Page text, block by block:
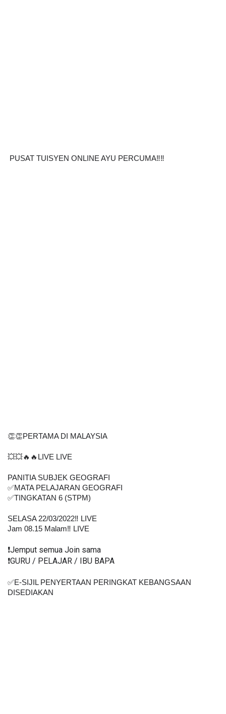
PUSAT TUISYEN ONLINE AYU PERCUMA‼️‼️
👏👏PERTAMA DI MALAYSIA
💥💥🔥🔥LIVE LIVE
PANITIA SUBJEK GEOGRAFI
✅MATA PELAJARAN GEOGRAFI
✅TINGKATAN 6 (STPM)
SELASA 22/03/2022‼️ LIVE
Jam 08.15 Malam‼️ LIVE
❗️Jemput semua Join sama
❗️GURU / PELAJAR / IBU BAPA
✅E-SIJIL PENYERTAAN PERINGKAT KEBANGSAAN
DISEDIAKAN